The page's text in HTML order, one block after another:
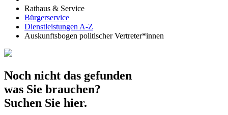
Rathaus & Service
Bürgerservice
Dienstleistungen A-Z
Auskunftsbogen politischer Vertreter*innen
Noch nicht das gefunden
was Sie brauchen?
Suchen Sie hier.